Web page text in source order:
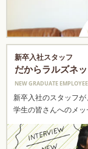
新卒入社スタッフ
だからラルズネ
NEW GRADUATE EMPLOYEE
新卒入社のスタッフが
学生の皆さんへのメッ